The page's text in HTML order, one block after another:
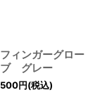
フィンガーグロー
ブ グレー
500円(税込)